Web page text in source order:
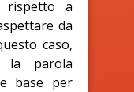
rispetto a
da
caso,
la parola
base per